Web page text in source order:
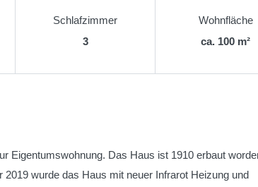
Schlafzimmer
3
Wohnfläche
ca. 100 m²
Eigentumswohnung. Das Haus ist 1910 erbaut
wurde das Haus mit neuer Infrarot Heizung und